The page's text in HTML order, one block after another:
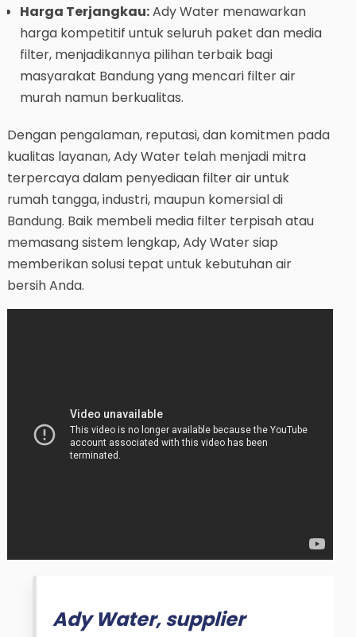
Harga Terjangkau:Ady Water menawarkan
harga kompetitif untuk seluruh paket dan media
filter, menjadikannya pilihan terbaik bagi
masyarakat Bandung yang mencari filter air
murah namun berkualitas.
Dengan pengalaman, reputasi, dan komitmen pada
kualitas layanan, Ady Water telah menjadi mitra
terpercaya dalam penyediaan filter air untuk
rumah tangga, industri, maupun komersial di
Bandung. Baik membeli media filter terpisah atau
memasang sistem lengkap, Ady Water siap
memberikan solusi tepat untuk kebutuhan air
bersih Anda.
Ady Water, supplier